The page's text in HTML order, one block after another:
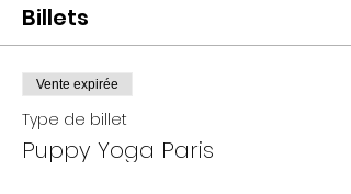
Billets
Vente expirée
Type de billet
Puppy Yoga Paris